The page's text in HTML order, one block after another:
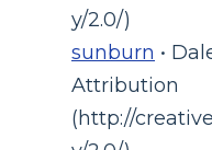
y/2.0/)
sunburn •
Attribution
(http://